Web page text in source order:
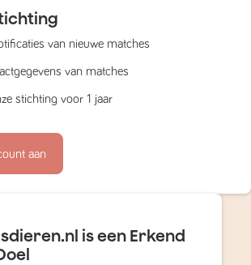
van nieuwe matches
van matches
stichting voor 1 jaar
aan
is een Erkend